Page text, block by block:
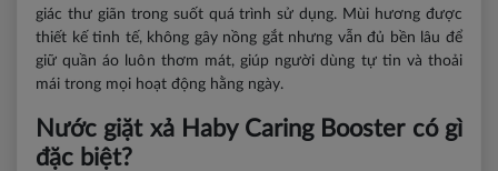
giác thư giãn trong suốt quá trình sử dụng. Mùi hương được
thiết kế tinh tế, không gây nồng gắt nhưng vẫn đủ bền lâu để
giữ quần áo luôn thơm mát, giúp người dùng tự tin và thoải
mái trong mọi hoạt động hằng ngày.
Nước giặt xả Haby Caring Booster có gì
đặc biệt?